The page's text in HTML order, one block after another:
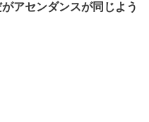
アセンダンスが同じよう